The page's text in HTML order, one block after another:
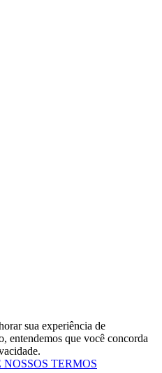
sua experiência de
entendemos que você concorda
NOSSOS TERMOS